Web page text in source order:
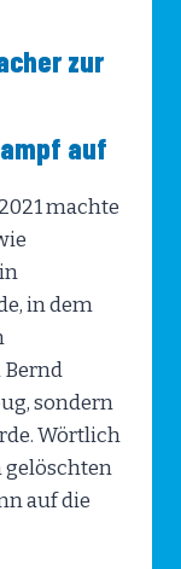
zur
auf
machte
in dem
sondern
Wörtlich
gelöschten
auf die